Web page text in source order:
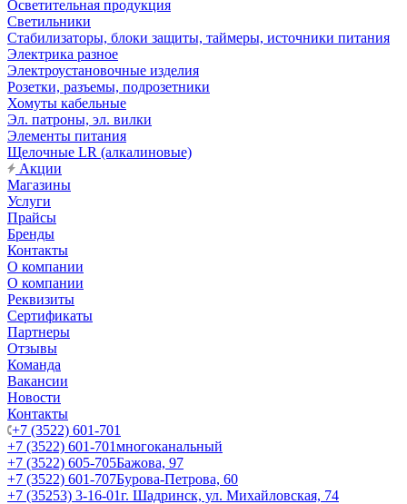
Осветительная продукция
Светильники
Стабилизаторы, блоки защиты, таймеры, источники питания
Электрика разное
Электроустановочные изделия
Розетки, разъемы, подрозетники
Хомуты кабельные
Эл. патроны, эл. вилки
Элементы питания
Щелочные LR (алкалиновые)
Акции
Магазины
Услуги
Прайсы
Бренды
Контакты
О компании
О компании
Реквизиты
Сертификаты
Партнеры
Отзывы
Команда
Вакансии
Новости
Контакты
+7 (3522) 601-701
+7 (3522) 601-701многоканальный
+7 (3522) 605-705Бажова, 97
+7 (3522) 601-707Бурова-Петрова, 60
+7 (35253) 3-16-01г. Шадринск, ул. Михайловская, 74